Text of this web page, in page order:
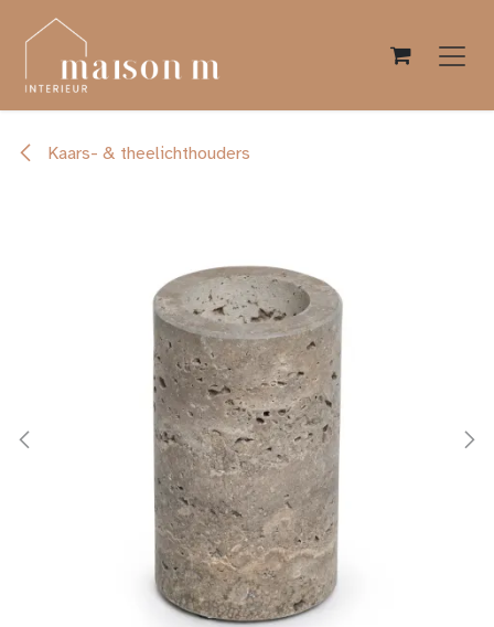
Overslaan naar inhoud
Kaars- & theelichthouders